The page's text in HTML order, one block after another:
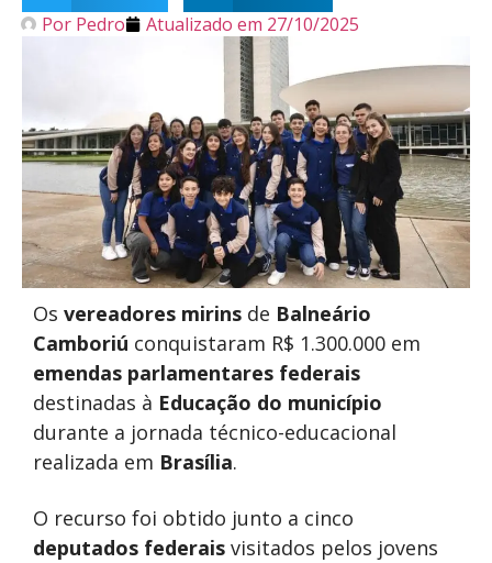
Por Pedro Atualizado em 27/10/2025
Os vereadores mirins de Balneário
Camboriú conquistaram R$ 1.300.000 em
emendas parlamentares federais
destinadas à Educação do município
durante a jornada técnico-educacional
realizada em Brasília.
O recurso foi obtido junto a cinco
deputados federais visitados pelos jovens